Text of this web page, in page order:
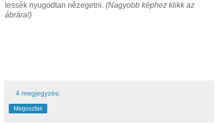
tessék nyugodtan nézegetni. (Nagyobb képhez klikk az
ábrára!)
4 megjegyzés:
Megosztás